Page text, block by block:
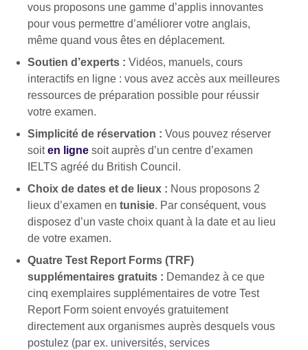
vous proposons une gamme d’applis innovantes
pour vous permettre d’améliorer votre anglais,
même quand vous êtes en déplacement.
Soutien d’experts : Vidéos, manuels, cours
interactifs en ligne : vous avez accès aux meilleures
ressources de préparation possible pour réussir
votre examen.
Simplicité de réservation : Vous pouvez réserver
soiten ligne soit auprès d’un centre d’examen
IELTS agréé du British Council.
Choix de dates et de lieux : Nous proposons 2
lieux d’examen en tunisie. Par conséquent, vous
disposez d’un vaste choix quant à la date et au lieu
de votre examen.
Quatre Test Report Forms (TRF)
supplémentaires gratuits : Demandez à ce que
cinq exemplaires supplémentaires de votre Test
Report Form soient envoyés gratuitement
directement aux organismes auprès desquels vous
postulez (par ex. universités, services